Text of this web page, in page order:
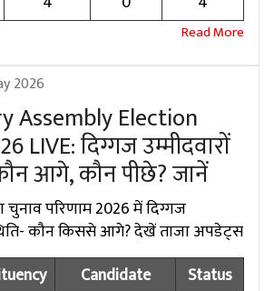
2026
Assembly Election
LIVE: दिग्गज उम्मीदवारों
आगे, कौन पीछे? जानें
चुनाव परिणाम 2026 में दिग्गज
कौन किससे आगे? देखें ताजा अपडेट्स
Candidate
Status